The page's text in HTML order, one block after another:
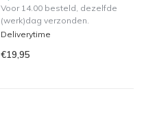
Voor 14.00 besteld, dezelfde
(werk)dag verzonden.
Deliverytime
€19,95